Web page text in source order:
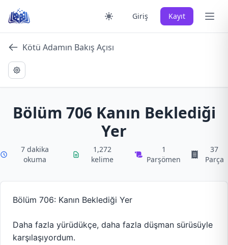
content
Giriş Kayıt Ana
Kötü Adamın Bakış Açısı
Bölüm 706 Kanın Beklediği
Yer
7 dakika
okuma
1,272
kelime
1
Parşömen
37
Parça
Bölüm 706: Kanın Beklediği Yer
Daha fazla yürüdükçe, daha fazla düşman sürüsüyle
karşılaşıyordum.